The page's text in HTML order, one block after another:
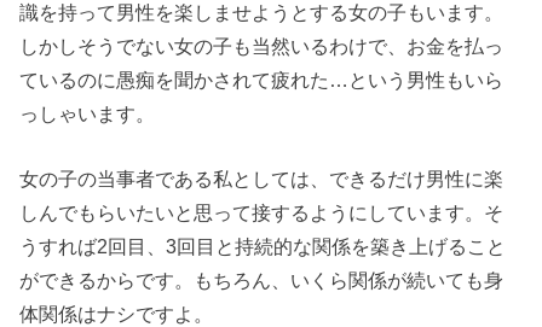
識を持って男性を楽しませようとする女の子もいます。
しかしそうでない女の子も当然いるわけで、お金を払っ
ているのに愚痴を聞かされて疲れた…という男性もいら
っしゃいます。
女の子の当事者である私としては、できるだけ男性に楽
しんでもらいたいと思って接するようにしています。そ
うすれば2回目、3回目と持続的な関係を築き上げること
ができるからです。もちろん、いくら関係が続いても身
体関係はナシですよ。